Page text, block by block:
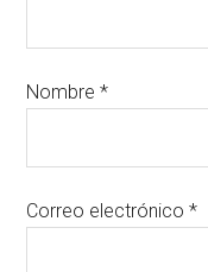
Nombre*
Correo electrónico*